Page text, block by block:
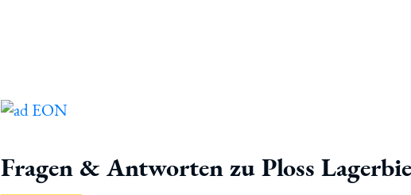
Fragen & Antworten zu Ploss